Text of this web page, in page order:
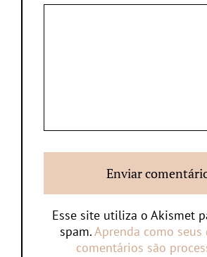
Esse site utiliza o Akismet
spam.Aprenda como seus
comentários são